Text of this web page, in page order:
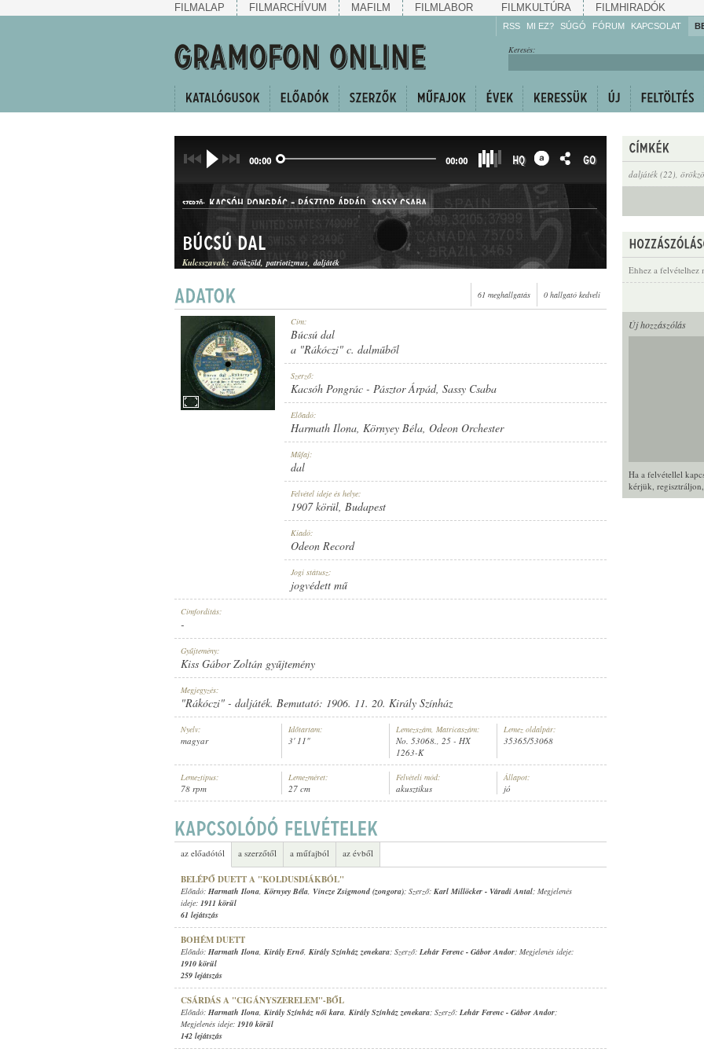
FILMALAP FILMARCHÍVUM MAFILM FILMLABOR FILMKULTÚRA FILMHIRADÓK
RSS MI EZ? SÚGÓ
Gyarapítsa!
FÓRUM KAPCSOLAT
Keresés:
daljáték (22),
Ehhez a felvételhez
Új hozzászólás
Ha a felvétellel
kérjük, regisztráljon
00:00 00:00 HQ GO
ELŐADÓ: , KÖRNYEY BÉLA ODEON ORCHESTER
SZERZŐ: KACSÓH PONGRÁC-PÁSZTOR ÁRPÁD,SASSY CSABA
DAL
1907 KÖRÜL
NO. 53068.
Búcsú dal
Kulcsszavak: örökzöld patriotizmus daljáték
61 meghallgatás 0 hallgató kedveli
Cím:
Búcsú dal
a "Rákóczi" c. dalműből
Szerző:
Kacsóh Pongrác - Pásztor Árpád, Sassy Csaba
Előadó:
Harmath Ilona, Környey Béla, Odeon Orchester
Műfaj:
dal
Felvétel ideje és helye:
1907 körül, Budapest
Kiadó:
Odeon Record
Jogi státusz:
jogvédett mű
Címfordítás:
-
Gyűjtemény:
Kiss Gábor Zoltán gyűjtemény
Megjegyzés:
"Rákóczi" - daljáték. Bemutató: 1906. 11. 20. Király Színház
Nyelv:
magyar
Időtartam:
3' 11"
Lemezszám, Matricaszám:
No. 53068., 25 - HX
1263-K
Lemez oldalpár:
35365/53068
Lemeztípus:
78 rpm
Lemezméret:
27 cm
Felvételi mód:
akusztikus
Állapot:
jó
az előadótól a szerzőtől a műfajból az évből
BELÉPŐ DUETT A "KOLDUSDIÁKBÓL"
Előadó: Harmath Ilona, Környey Béla, Vincze Zsigmond (zongora); Szerző: Karl Millöcker - Váradi Antal; Megjelenés
ideje: 1911 körül
61 lejátszás
BOHÉM DUETT
Előadó: Harmath Ilona, Király Ernő, Király Színház zenekara; Szerző: Lehár Ferenc - Gábor Andor; Megjelenés ideje:
1910 körül
259 lejátszás
CSÁRDÁS A "CIGÁNYSZERELEM"-BŐL
Előadó: Harmath Ilona, Király Színház női kara, Király Színház zenekara; Szerző: Lehár Ferenc - Gábor Andor;
Megjelenés ideje: 1910 körül
142 lejátszás